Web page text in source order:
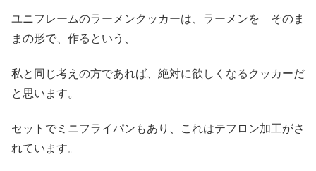
ユニフレームのラーメンクッカーは、ラーメンを そのま
まの形で、作るという、
私と同じ考えの方であれば、絶対に欲しくなるクッカーだ
と思います。
セットでミニフライパンもあり、これはテフロン加工がさ
れています。